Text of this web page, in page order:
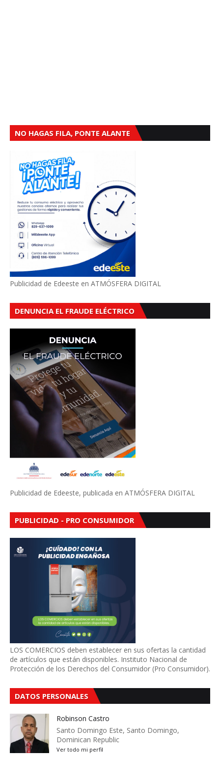
NO HAGAS FILA, PONTE ALANTE
Publicidad de Edeeste en ATMÓSFERA DIGITAL
DENUNCIA EL FRAUDE ELÉCTRICO
Publicidad de Edeeste, publicada en ATMÓSFERA DIGITAL
PUBLICIDAD - PRO CONSUMIDOR
LOS COMERCIOS deben establecer en sus ofertas la cantidad
de artículos que están disponibles. Instituto Nacional de
Protección de los Derechos del Consumidor (Pro Consumidor).
DATOS PERSONALES
Robinson Castro
Santo Domingo Este, Santo Domingo,
Dominican Republic
Ver todo mi perfil